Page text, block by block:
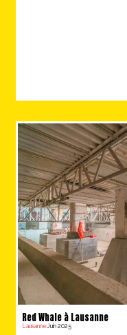
Red Whale à Lausanne
Lausanne Juin 2025